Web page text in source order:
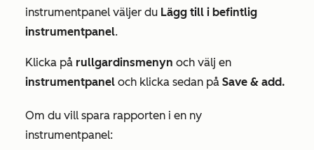
instrumentpanel väljer du Lägg till i befintlig
instrumentpanel.
Klicka på rullgardinsmenyn och välj en
instrumentpanel och klicka sedan på Save & add.
Om du vill spara rapporten i en ny
instrumentpanel: